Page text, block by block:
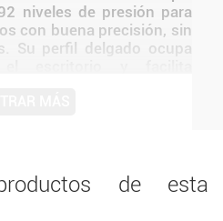
niveles de presión para
con buena precisión, sin
Su perfil delgado ocupa
de esta